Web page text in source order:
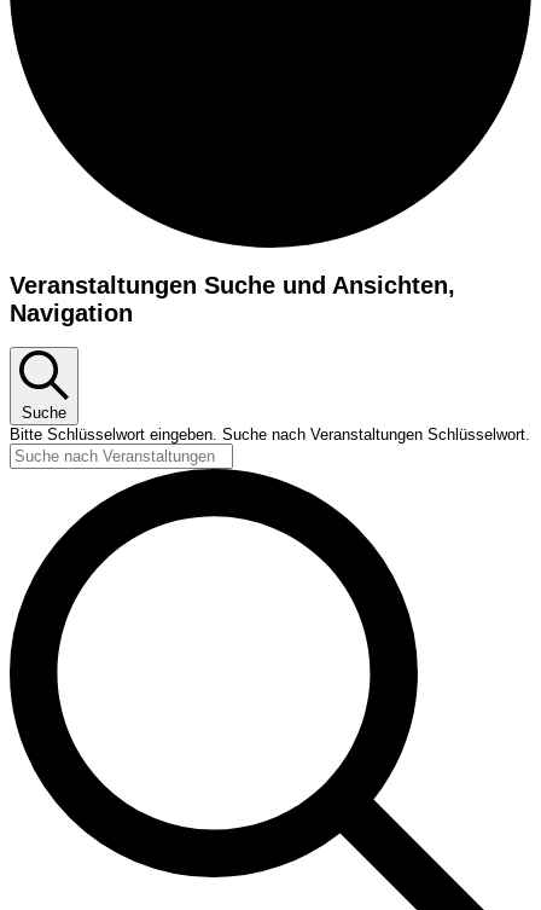
Veranstaltungen
für
Juli
2023
Veranstaltungen Suche und Ansichten,
Navigation
Suche
Bitte Schlüsselwort eingeben. Suche nach Veranstaltungen Schlüsselwort.